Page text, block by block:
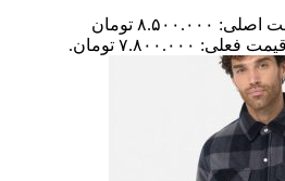
قیمت اصلی: ۸.۵۰۰.۰۰۰ تومان